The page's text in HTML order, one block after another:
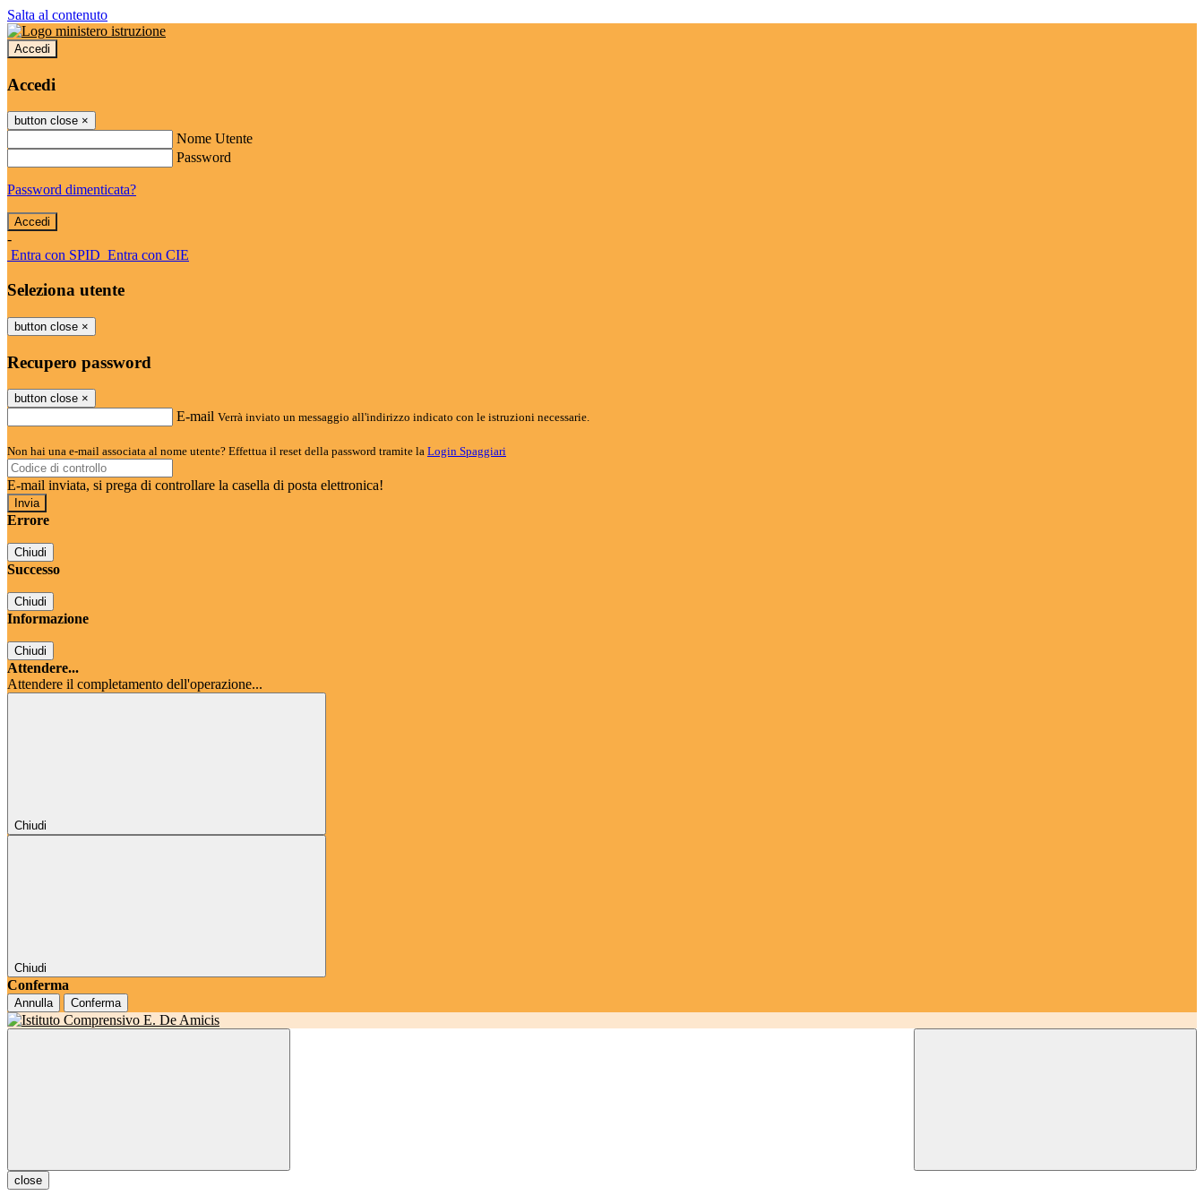
Salta al contenuto
Accedi
Accedi
button close ×
Nome Utente
Password
Password dimenticata?
-
Entra con SPID Entra con CIE
Seleziona utente
button close ×
Recupero password
button close ×
E-mail Verrà inviato un messaggio all'indirizzo indicato con le istruzioni necessarie.
Non hai una e-mail associata al nome utente? Effettua il reset della password tramite la Login Spaggiari
E-mail inviata, si prega di controllare la casella di posta elettronica!
Errore
Chiudi
Successo
Chiudi
Informazione
Chiudi
Attendere...
Attendere il completamento dell'operazione...
Chiudi
Chiudi
Conferma
Annulla Conferma
close